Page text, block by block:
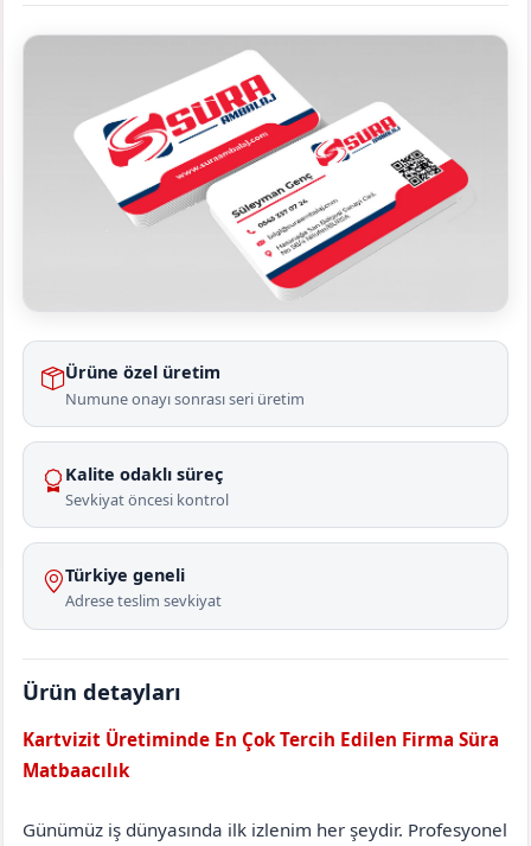
Ürüne özel üretim
Numune onayı sonrası seri üretim
Kalite odaklı süreç
Sevkiyat öncesi kontrol
Türkiye geneli
Adrese teslim sevkiyat
Ürün detayları
Kartvizit Üretiminde En Çok Tercih Edilen Firma Süra
Matbaacılık
Günümüz iş dünyasında ilk izlenim her şeydir. Profesyonel